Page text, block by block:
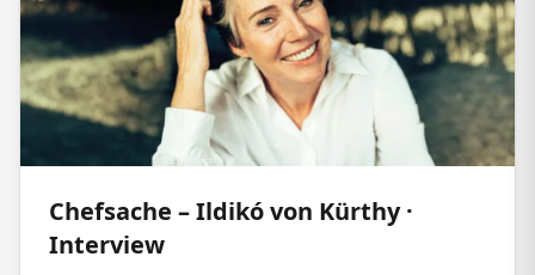
Chefsache – Ildikó von Kürthy ·
Interview